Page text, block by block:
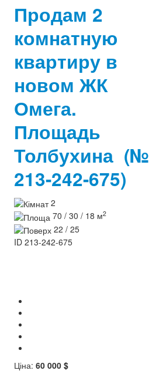
Продам 2
комнатную
квартиру в
новом ЖК
Омега.
Площадь
Толбухина (№
213-242-675)
2
70 / 30 / 18 м2
22 / 25
ID 213-242-675
Ціна: 60 000 $